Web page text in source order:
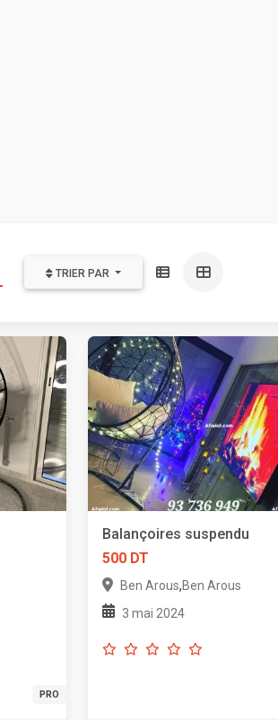
TRIER PAR
PRO
Balançoires suspendu
500 DT
Ben Arous,Ben Arous
3 mai 2024